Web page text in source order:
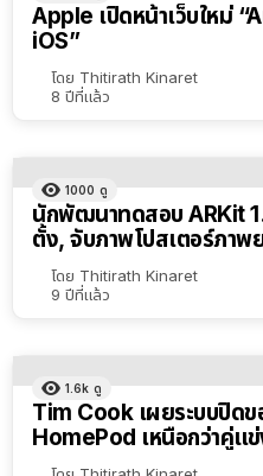
Apple เปิดหน้าเว็บใหม่
iOS”
โดย Thitirath Kinaret
8 ปีที่แล้ว
1000 ดู
นักพัฒนาทดสอบ ARKit
ตั้ง, จับภาพโปสเตอร์ภาพ
โดย Thitirath Kinaret
9 ปีที่แล้ว
1.6k ดู
Tim Cook เผยระบบปิด
HomePod เหนือกว่าคู่แ